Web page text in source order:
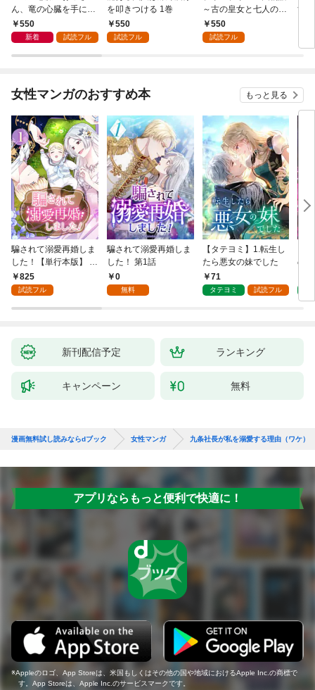
ん、竜の心臓を手に入
れる。 1巻
550
新着 試読フル
を叩きつける 1巻
550
試読フル
～古の皇女と七人の護
人～ 1巻
550
試読フル
す
女性マンガのおすすめ本 もっと見る
騙されて溺愛再婚しま
した！【単行本版】 1
巻825
試読フル
騙されて溺愛再婚しま
した！ 第1話
0
無料
【タテヨミ】1.転生し
たら悪女の妹でした
71
タテヨミ 試読フル
の
新刊配信予定 ランキング
キャンペーン 無料
漫画無料試し読みならdブック 女性マンガ 九条社長が私を溺愛する理由（ワケ）
アプリならもっと便利で快適に！
Appleのロゴ、App Storeは、米国もしくはその他の国や地域におけるApple Inc.の商標で
す。App Storeは、Apple Inc.のサービスマークです。